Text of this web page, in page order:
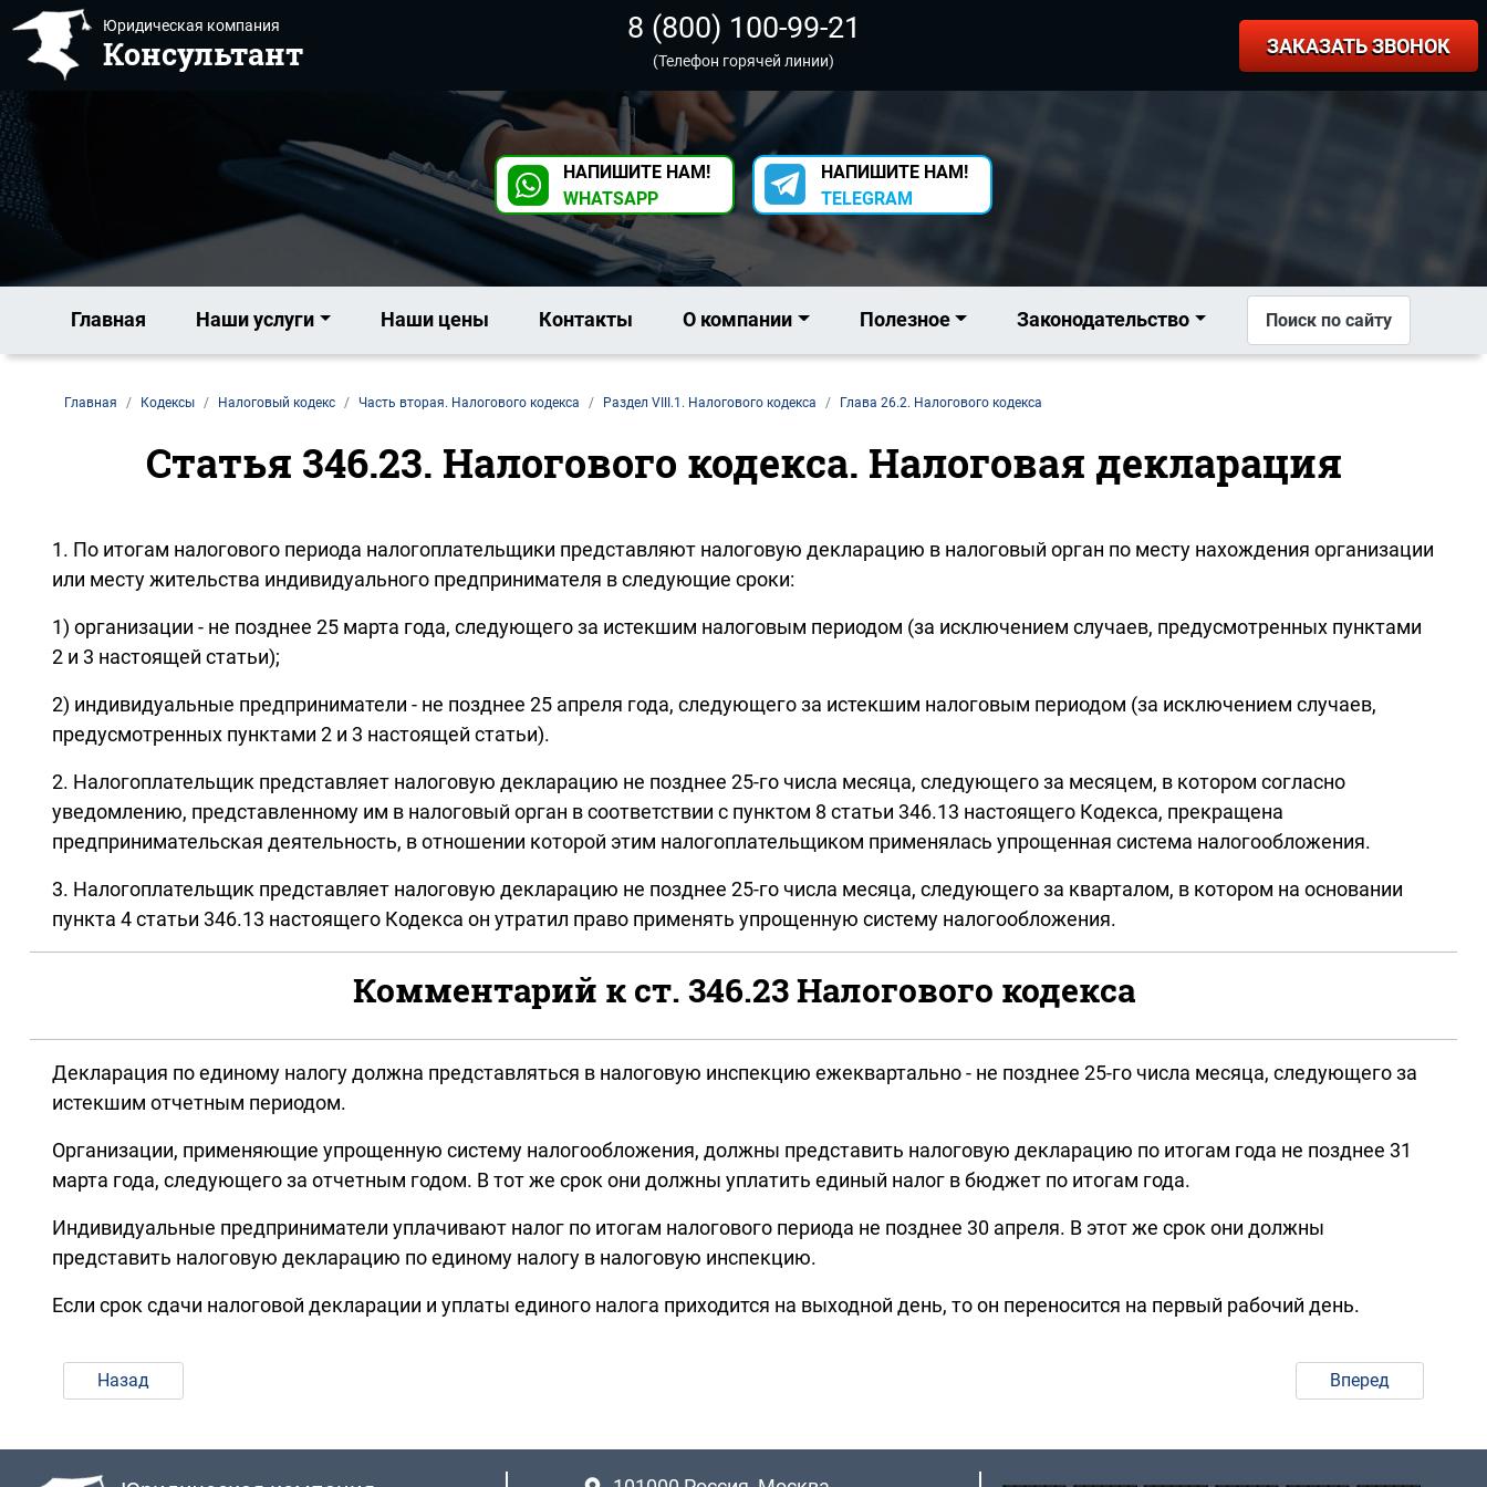
Юридическая компания
Консультант
8 (800) 100-99-21
(Телефон горячей линии)
ЗАКАЗАТЬ ЗВОНОК
НАПИШИТЕ НАМ!
WHATSAPP
НАПИШИТЕ НАМ!
TELEGRAM
Главная Наши услуги Наши цены Контакты О компании Полезное Законодательство Поиск по сайту
Главная Кодексы Налоговый кодекс Часть вторая. Налогового кодекса Раздел VIII.1. Налогового кодекса Глава 26.2. Налогового кодекса
Статья 346.23. Налогового кодекса. Налоговая декларация
1. По итогам налогового периода налогоплательщики представляют налоговую декларацию в налоговый орган по месту нахождения организации
или месту жительства индивидуального предпринимателя в следующие сроки:
1) организации - не позднее 25 марта года, следующего за истекшим налоговым периодом (за исключением случаев, предусмотренных пунктами
2 и 3 настоящей статьи);
2) индивидуальные предприниматели - не позднее 25 апреля года, следующего за истекшим налоговым периодом (за исключением случаев,
предусмотренных пунктами 2 и 3 настоящей статьи).
2. Налогоплательщик представляет налоговую декларацию не позднее 25-го числа месяца, следующего за месяцем, в котором согласно
уведомлению, представленному им в налоговый орган в соответствии с пунктом 8 статьи 346.13 настоящего Кодекса, прекращена
предпринимательская деятельность, в отношении которой этим налогоплательщиком применялась упрощенная система налогообложения.
3. Налогоплательщик представляет налоговую декларацию не позднее 25-го числа месяца, следующего за кварталом, в котором на основании
пункта 4 статьи 346.13 настоящего Кодекса он утратил право применять упрощенную систему налогообложения.
Комментарий к ст. 346.23 Налогового кодекса
Декларация по единому налогу должна представляться в налоговую инспекцию ежеквартально - не позднее 25-го числа месяца, следующего за
истекшим отчетным периодом.
Организации, применяющие упрощенную систему налогообложения, должны представить налоговую декларацию по итогам года не позднее 31
марта года, следующего за отчетным годом. В тот же срок они должны уплатить единый налог в бюджет по итогам года.
Индивидуальные предприниматели уплачивают налог по итогам налогового периода не позднее 30 апреля. В этот же срок они должны
представить налоговую декларацию по единому налогу в налоговую инспекцию.
Если срок сдачи налоговой декларации и уплаты единого налога приходится на выходной день, то он переносится на первый рабочий день.
Назад Вперед